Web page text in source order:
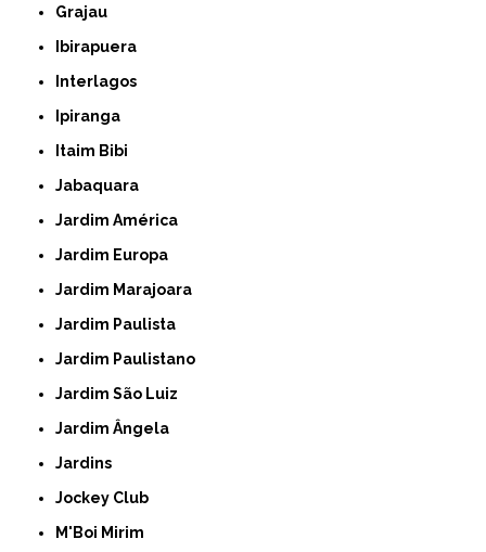
Grajau
Ibirapuera
Interlagos
Ipiranga
Itaim Bibi
Jabaquara
Jardim América
Jardim Europa
Jardim Marajoara
Jardim Paulista
Jardim Paulistano
Jardim São Luiz
Jardim Ângela
Jardins
Jockey Club
M'Boi Mirim